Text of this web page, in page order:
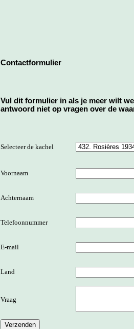
Contactformulier
Vul dit formulier in als je meer wilt
antwoord niet op vragen over de
Selecteer de kachel
Voornaam
Achternaam
Telefoonnummer
E-mail
Land
Vraag